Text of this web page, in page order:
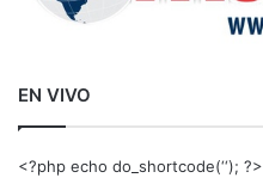
EN VIVO
<?php echo do_shortcode(‘‘); ?>